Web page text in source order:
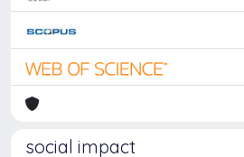
social impact